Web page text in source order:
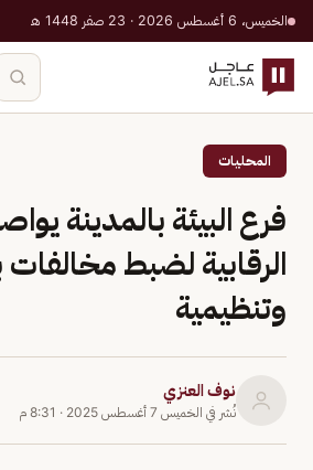
الخميس، 6 أغسطس 2026 · 23 صفر 1448 هـ
المحليات
فرع البيئة بالمدينة
الرقابية لضبط مخالفات
وتنظيمية
نوف العنزي
نُشر في الخميس 7 أغسطس 2025 · 8:31 م